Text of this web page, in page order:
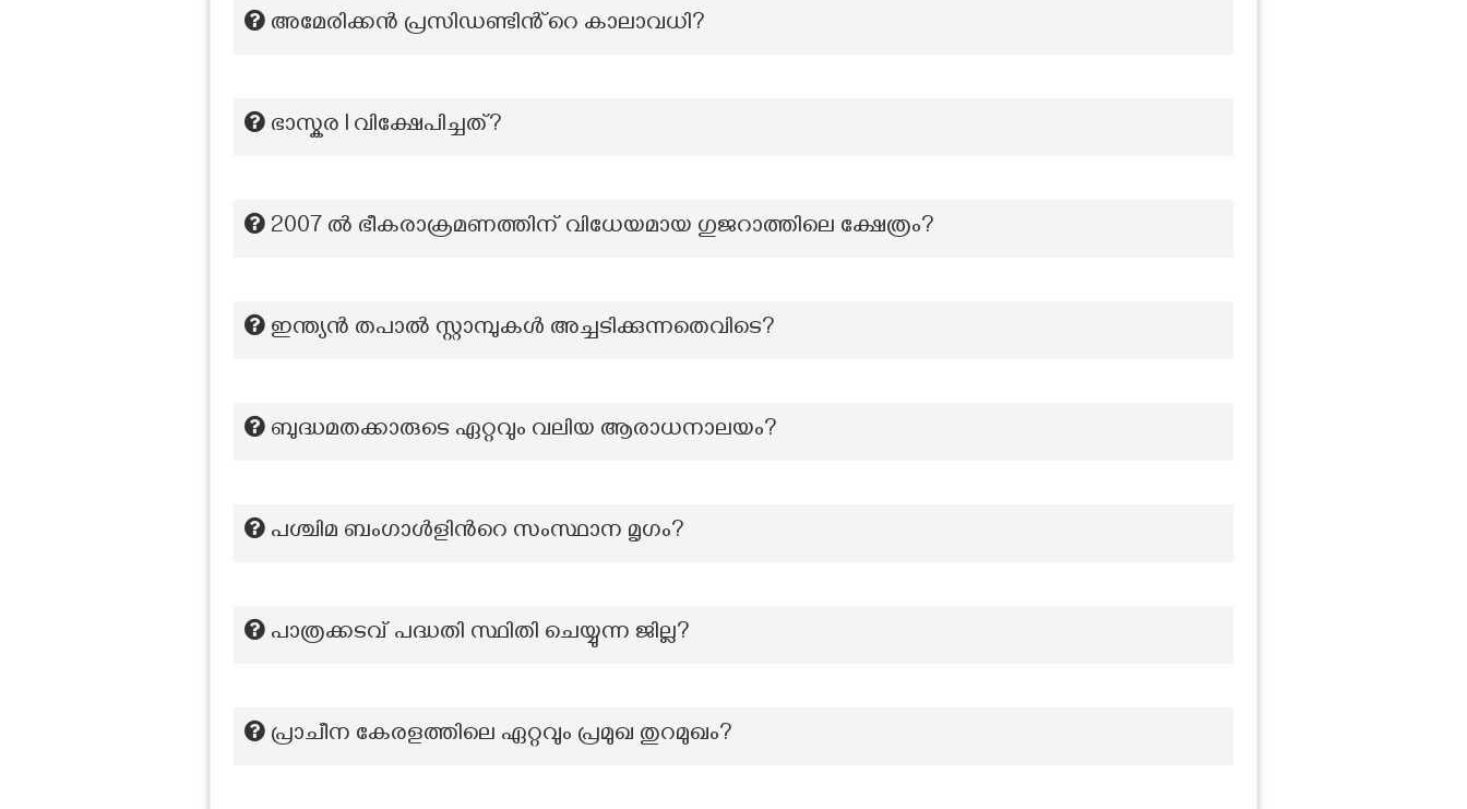
അമേരിക്കൻ പ്രസിഡണ്ടിൻ്റെ കാലാവധി?
ഭാസ്കര I വിക്ഷേപിച്ചത്?
2007 ൽ ഭീകരാക്രമണത്തിന് വിധേയമായ ഗുജറാത്തിലെ ക്ഷേത്രം?
ഇന്ത്യൻ തപാൽ സ്റ്റാമ്പുകൾ അച്ചടിക്കുന്നതെവിടെ?
ബുദ്ധമതക്കാരുടെ ഏറ്റവും വലിയ ആരാധനാലയം?
പശ്ചിമ ബംഗാൾളിന്‍റെ സംസ്ഥാന മൃഗം?
പാത്രക്കടവ് പദ്ധതി സ്ഥിതി ചെയ്യുന്ന ജില്ല?
പ്രാചീന കേരളത്തിലെ ഏറ്റവും പ്രമുഖ തുറമുഖം?